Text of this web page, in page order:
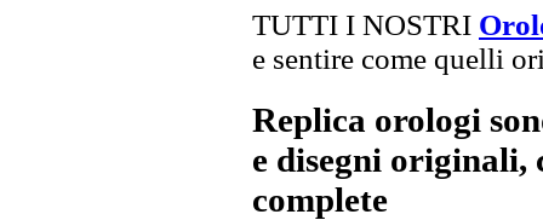
TUTTI I NOSTRI
e sentire come quelli
Replica orologi
e disegni originali,
complete